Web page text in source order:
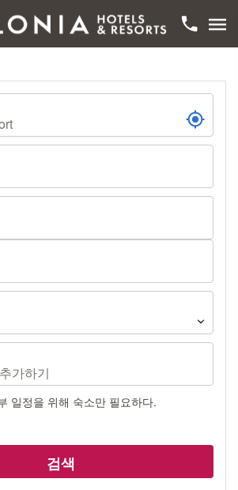
일정을 위해 숙소만 필요하다.
검색